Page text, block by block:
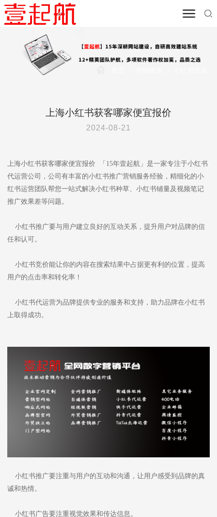
上海小红书获客哪家便宜报价
2024-08-21
上海小红书获客哪家便宜报价 「15年壹起航」是一家专注于小红书
代运营公司，公司有丰富的小红书推广营销服务经验，精细化的小
红书运营团队帮您一站式解决小红书种草、小红书铺量及视频笔记
推广效果差等问题。
小红书推广要与用户建立良好的互动关系，提升用户对品牌的信
任和认可。
小红书竞价能让你的内容在搜索结果中占据更有利的位置，提高
用户的点击率和转化率！
小红书代运营为品牌提供专业的服务和支持，助力品牌在小红书
上取得成功。
小红书推广要注重与用户的互动和沟通，让用户感受到品牌的真
诚和热情。
小红书广告要注重视觉效果和传达信息。